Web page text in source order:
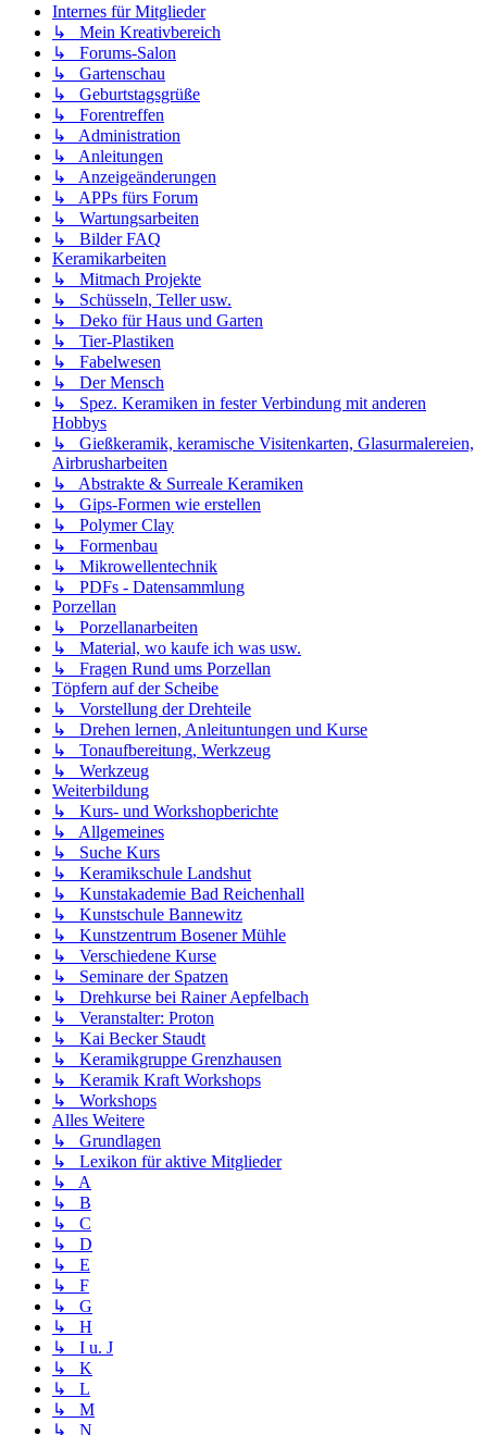
Internes für Mitglieder
↳ Mein Kreativbereich
↳ Forums-Salon
↳ Gartenschau
↳ Geburtstagsgrüße
↳ Forentreffen
↳ Administration
↳ Anleitungen
↳ Anzeigeänderungen
↳ APPs fürs Forum
↳ Wartungsarbeiten
↳ Bilder FAQ
Keramikarbeiten
↳ Mitmach Projekte
↳ Schüsseln, Teller usw.
↳ Deko für Haus und Garten
↳ Tier-Plastiken
↳ Fabelwesen
↳ Der Mensch
↳ Spez. Keramiken in fester Verbindung mit anderen
Hobbys
↳ Gießkeramik, keramische Visitenkarten, Glasurmalereien,
Airbrusharbeiten
↳ Abstrakte & Surreale Keramiken
↳ Gips-Formen wie erstellen
↳ Polymer Clay
↳ Formenbau
↳ Mikrowellentechnik
↳ PDFs - Datensammlung
Porzellan
↳ Porzellanarbeiten
↳ Material, wo kaufe ich was usw.
↳ Fragen Rund ums Porzellan
Töpfern auf der Scheibe
↳ Vorstellung der Drehteile
↳ Drehen lernen, Anleituntungen und Kurse
↳ Tonaufbereitung, Werkzeug
↳ Werkzeug
Weiterbildung
↳ Kurs- und Workshopberichte
↳ Allgemeines
↳ Suche Kurs
↳ Keramikschule Landshut
↳ Kunstakademie Bad Reichenhall
↳ Kunstschule Bannewitz
↳ Kunstzentrum Bosener Mühle
↳ Verschiedene Kurse
↳ Seminare der Spatzen
↳ Drehkurse bei Rainer Aepfelbach
↳ Veranstalter: Proton
↳ Kai Becker Staudt
↳ Keramikgruppe Grenzhausen
↳ Keramik Kraft Workshops
↳ Workshops
Alles Weitere
↳ Grundlagen
↳ Lexikon für aktive Mitglieder
↳ A
↳ B
↳ C
↳ D
↳ E
↳ F
↳ G
↳ H
↳ I u. J
↳ K
↳ L
↳ M
↳ N